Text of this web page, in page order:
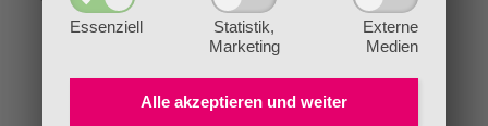
Essenziell
Statistik,
Marketing
Externe
Medien
Alle akzeptieren und weiter